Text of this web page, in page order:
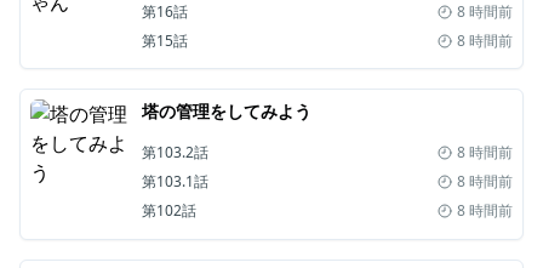
第16話
8 時間前
第15話
8 時間前
塔の管理をしてみよう
第103.2話
8 時間前
第103.1話
8 時間前
第102話
8 時間前